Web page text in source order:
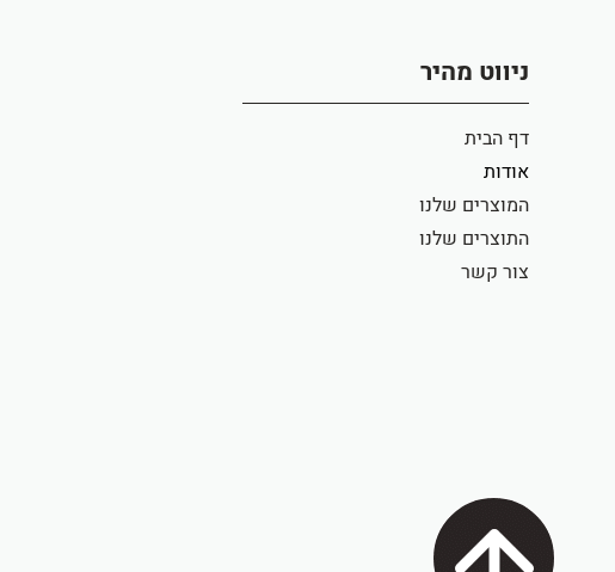
ניווט מהיר
דף הבית
אודות
המוצרים שלנו
התוצרים שלנו
צור קשר